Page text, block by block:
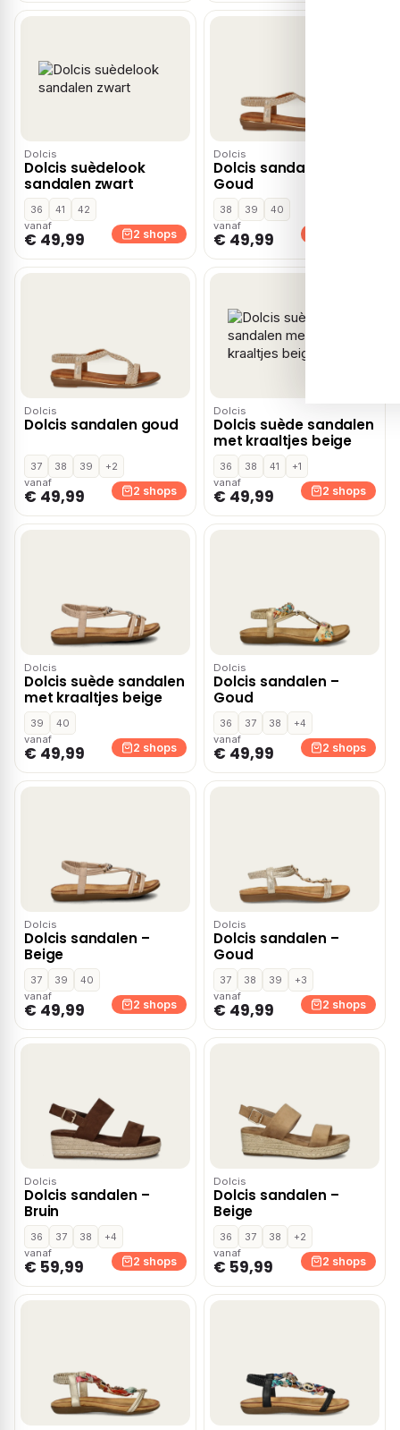
Dolcis
Dolcis suèdelook
sandalen zwart
36 41
42
vanaf
€ 49,99 2 shops
Dolcis
Dolcis sandalen –
Goud
38 39
40
vanaf
€ 49,99
Dolcis
Dolcis sandalen goud
37 38 39
+2
vanaf
€ 49,99 2 shops
Dolcis
Dolcis suède sandalen
met kraaltjes beige
36 38 41
+1
vanaf
€ 49,99 2 shops
Dolcis
Dolcis suède sandalen
met kraaltjes beige
39
40
vanaf
€ 49,99 2 shops
Dolcis
Dolcis sandalen –
Goud
36 37 38
+4
vanaf
€ 49,99 2 shops
Dolcis
Dolcis sandalen –
Beige
37 39
40
vanaf
€ 49,99 2 shops
Dolcis
Dolcis sandalen –
Goud
37 38 39
+3
vanaf
€ 49,99 2 shops
Dolcis
Dolcis sandalen –
Bruin
36 37 38
+4
vanaf
€ 59,99 2 shops
Dolcis
Dolcis sandalen –
Beige
36 37 38
+2
vanaf
€ 59,99 2 shops